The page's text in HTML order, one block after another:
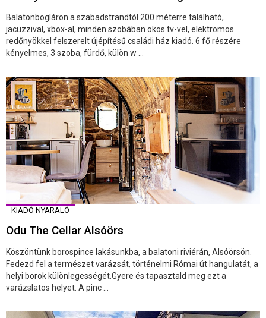
Balatonbogláron a szabadstrandtól 200 méterre található,
jacuzzival, xbox-al, minden szobában okos tv-vel, elektromos
redőnyökkel felszerelt újépítésű családi ház kiadó. 6 fő részére
kényelmes, 3 szoba, fürdő, külön w ...
KIADÓ NYARALÓ
Odu The Cellar Alsóörs
Köszöntünk borospince lakásunkba, a balatoni riviérán, Alsóörsön.
Fedezd fel a természet varázsát, történelmi Római út hangulatát, a
helyi borok különlegességét.Gyere és tapasztald meg ezt a
varázslatos helyet. A pinc ...